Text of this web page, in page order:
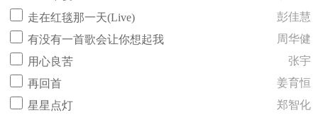
走在红毯那一天(Live)
彭佳慧
有没有一首歌会让你想起我
周华健
用心良苦
张宇
再回首
姜育恒
星星点灯
郑智化